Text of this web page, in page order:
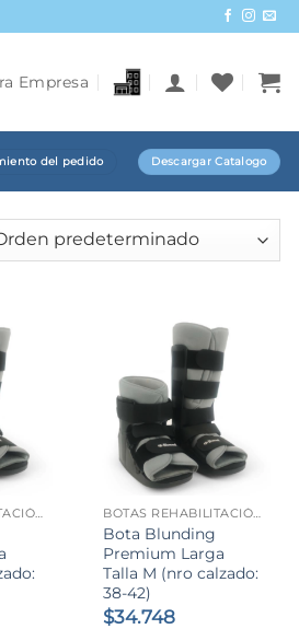
Empresa
del pedido Descargar Catalogo
BOTAS REHABILITACIÓN BOTAS REHABILITACIÓN
Bota Blunding
Premium Larga
Talla M (nro calzado:
38-42)
$34.748